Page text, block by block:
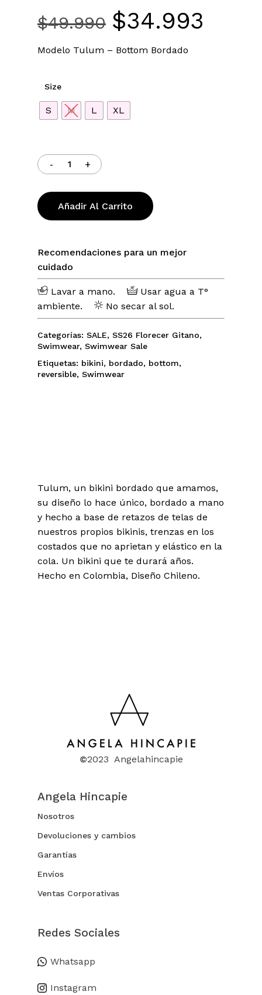
No hay productos en el carrito.
$49.990 El
precio
original
$34.993
Recomendaciones para un mejor
cuidado
Lavar a mano.
Usar agua a T°
ambiente.
No secar al sol.
Modelo Tulum – Bottom Bordado
Size
S M L XL
Añadir Al Carrito
Categorías: SALE, SS26 Florecer Gitano,
Swimwear, Swimwear Sale
Etiquetas: bikini, bordado, bottom,
reversible, Swimwear
Tulum, un bikini bordado que amamos,
su diseño lo hace único, bordado a mano
y hecho a base de retazos de telas de
nuestros propios bikinis, trenzas en los
costados que no aprietan y elástico en la
cola. Un bikini que te durará años.
Hecho en Colombia, Diseño Chileno.
©2023 Angelahincapie
Angela Hincapie
Nosotros
Devoluciones y cambios
Garantías
Envíos
Ventas Corporativas
Redes Sociales
Whatsapp
Instagram